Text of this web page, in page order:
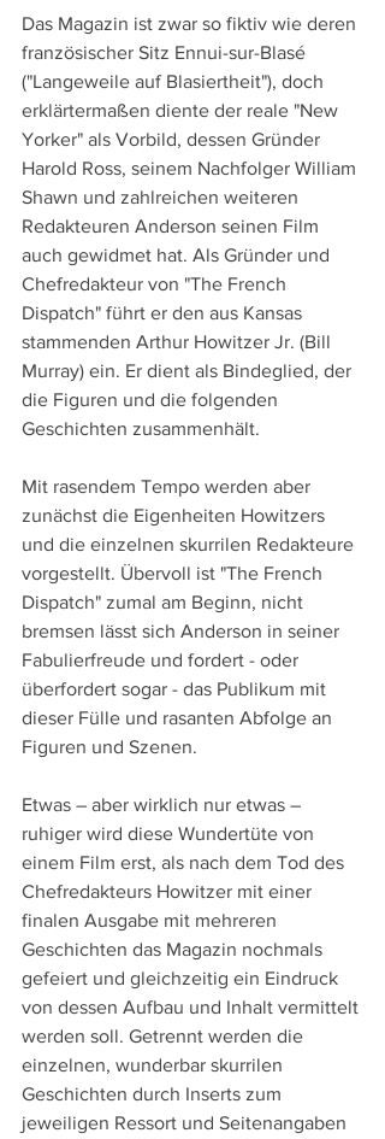
Das Magazin ist zwar so fiktiv wie deren
französischer Sitz Ennui-sur-Blasé
("Langeweile auf Blasiertheit"), doch
erklärtermaßen diente der reale "New
Yorker" als Vorbild, dessen Gründer
Harold Ross, seinem Nachfolger William
Shawn und zahlreichen weiteren
Redakteuren Anderson seinen Film
auch gewidmet hat. Als Gründer und
Chefredakteur von "The French
Dispatch" führt er den aus Kansas
stammenden Arthur Howitzer Jr. (Bill
Murray) ein. Er dient als Bindeglied, der
die Figuren und die folgenden
Geschichten zusammenhält.
Mit rasendem Tempo werden aber
zunächst die Eigenheiten Howitzers
und die einzelnen skurrilen Redakteure
vorgestellt. Übervoll ist "The French
Dispatch" zumal am Beginn, nicht
bremsen lässt sich Anderson in seiner
Fabulierfreude und fordert - oder
überfordert sogar - das Publikum mit
dieser Fülle und rasanten Abfolge an
Figuren und Szenen.
Etwas – aber wirklich nur etwas –
ruhiger wird diese Wundertüte von
einem Film erst, als nach dem Tod des
Chefredakteurs Howitzer mit einer
finalen Ausgabe mit mehreren
Geschichten das Magazin nochmals
gefeiert und gleichzeitig ein Eindruck
von dessen Aufbau und Inhalt vermittelt
werden soll. Getrennt werden die
einzelnen, wunderbar skurrilen
Geschichten durch Inserts zum
jeweiligen Ressort und Seitenangaben